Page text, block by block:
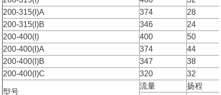
200-315(I)A
374
28
200-315(I)B
346
24
200-400(I)
400
50
200-400(I)A
374
44
200-400(I)B
347
38
200-400(I)C
320 32
型号
流量
扬程